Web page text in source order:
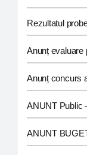
Rezultatul
Anunț evaluare
Anunț concurs
ANUNT Public
ANUNT